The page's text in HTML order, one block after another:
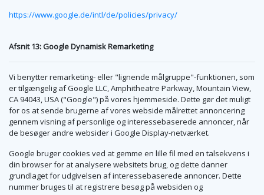
https://www.google.de/intl/de/policies/privacy/
Afsnit 13: Google Dynamisk Remarketing
Vi benytter remarketing- eller "lignende målgruppe"-funktionen, som
er tilgængelig af Google LLC, Amphitheatre Parkway, Mountain View,
CA 94043, USA ("Google") på vores hjemmeside. Dette gør det muligt
for os at sende brugerne af vores webside målrettet annoncering
gennem visning af personlige og interessebaserede annoncer, når
de besøger andre websider i Google Display-netværket.
Google bruger cookies ved at gemme en lille fil med en talsekvens i
din browser for at analysere websitets brug, og dette danner
grundlaget for udgivelsen af interessebaserede annoncer. Dette
nummer bruges til at registrere besøg på websiden og